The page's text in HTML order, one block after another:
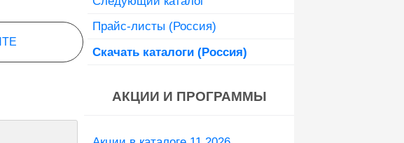
Прайс-листы (Россия)
Скачать каталоги (Россия)
АКЦИИ И ПРОГРАММЫ